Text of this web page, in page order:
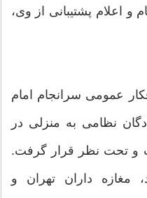
و اعلام پشتیبانی از وی،
عمومی سرانجام امام
نظامی به منزلی در
و تحت نظر قرار گرفت.
مغازه داران تهران و